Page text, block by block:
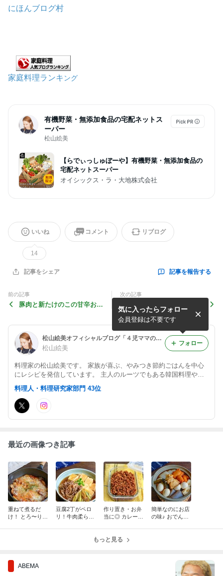
にほんブログ村
家庭料理ランキ ング
有機野菜・無添加食品の宅配ネットス
ーパー
松山絵美
【らでぃっしゅぼーや】有機野菜・無添加食品の
宅配ネットスーパー
オイシックス・ラ・大地株式会社
いいね
14
コメント リブログ
記事をシェア 記事を報告する
前の記事
豚肉と新たけのこの甘辛おか
次の記事
春キャベツとスナップエンド
ウと豚バラのめんつゆマヨ炒
め
松山絵美オフィシャルブログ「４児ママの愛情ごはん」 Powered by Ameba
松山絵美
料理家の松山絵美です。 家族が喜ぶ、やみつき節約ごはんを中心
にレシピを発信しています。 主人のルーツでもある韓国料理や、
毎日の食卓に取り入れやすい鍋・スープ料理が得意です。 レシピ
本4冊出版。 Instagramでは日々のごはんや最新レシピを更新して
います。
気に入ったらフォロー
会員登録は不要です
フォロー
料理人・料理研究家部門 43位
最近の画像つき記事
重ねて煮るだ
け！ とろ〜り卵
豆腐2丁がペロ
リ！牛肉柔ら
作り置き・お弁
当に◎ カレー風
簡単なのにお店
の味♪ おでんの
もっと見る
ABEMA